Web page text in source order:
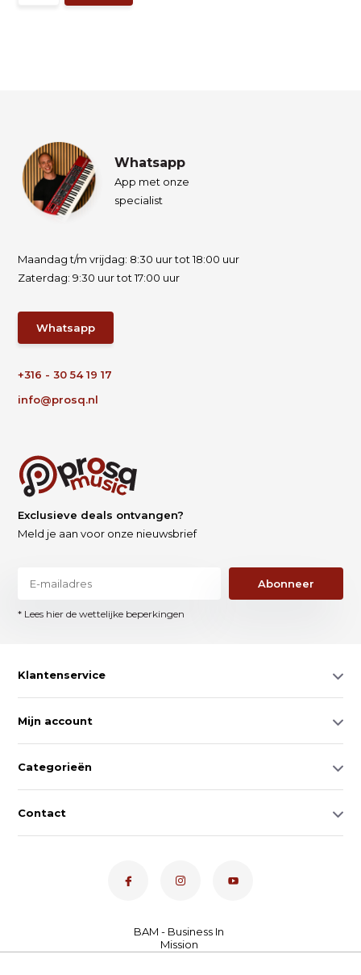
Whatsapp
App met onze
specialist
Maandag t/m vrijdag: 8:30 uur tot 18:00 uur
Zaterdag: 9:30 uur tot 17:00 uur
Whatsapp
+316 - 30 54 19 17
info@prosq.nl
Exclusieve deals ontvangen?
Meld je aan voor onze nieuwsbrief
Abonneer
* Lees hier de wettelijke beperkingen
Klantenservice
Mijn account
Categorieën
Contact